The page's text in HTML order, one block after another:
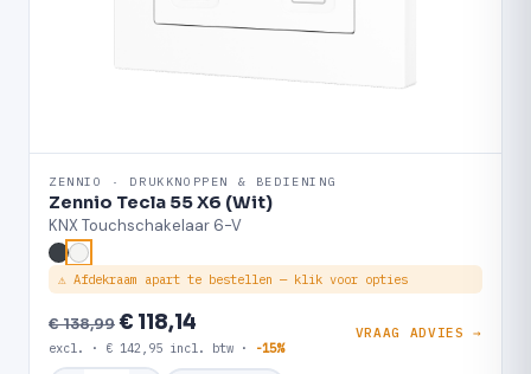
ZENNIO · DRUKKNOPPEN & BEDIENING
Zennio Tecla 55 X6 (Wit)
KNX Touchschakelaar 6-V
⚠ Afdekraam apart te bestellen — klik voor opties
€ 138,99€ 118,14
excl. · € 142,95 incl. btw · -15%
VRAAG ADVIES →